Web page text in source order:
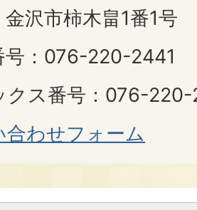
沢市柿木畠1番1号
号：076-220-2441
クス番号：076-
合わせフォーム